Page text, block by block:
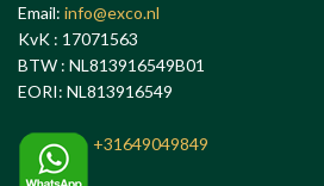
Email: info@exco.nl
KvK : 17071563
BTW : NL813916549B01
EORI: NL813916549
+31649049849